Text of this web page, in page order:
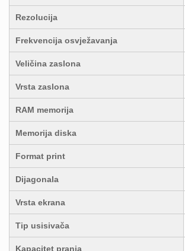
Rezolucija
Frekvencija osvježavanja
Veličina zaslona
Vrsta zaslona
RAM memorija
Memorija diska
Format print
Dijagonala
Vrsta ekrana
Tip usisivača
Kapacitet pranja